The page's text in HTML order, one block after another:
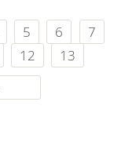
5 6
7
12
13